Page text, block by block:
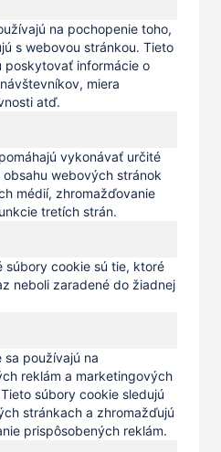
na pochopenie toho,
s webovou stránkou. Tieto
poskytovať informácie o
miera
atď.
vykonávať určité
webových stránok
médií, zhromažďovanie
tretích strán.
súbory cookie sú tie, ktoré
neboli zaradené do žiadnej
sa používajú na
reklám a marketingových
súbory cookie sledujú
stránkach a zhromažďujú
prispôsobených reklám.